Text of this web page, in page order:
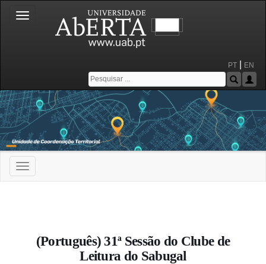
Toggle
navigation
PT EN
Toggle
navigation
(Português) 31ª Sessão do Clube de
Leitura do Sabugal